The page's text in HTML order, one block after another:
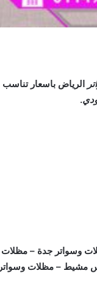
الرياض باسعار تناسب
.
وسواتر جدة – مظلات
مشيط – مظلات وسواتر